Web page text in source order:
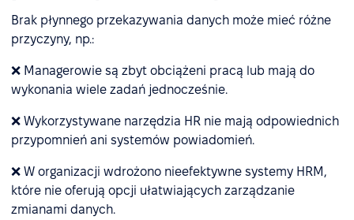
Brak płynnego przekazywania danych może mieć różne
przyczyny, np.:
❌ Managerowie są zbyt obciążeni pracą lub mają do
wykonania wiele zadań jednocześnie.
❌ Wykorzystywane narzędzia HR nie mają odpowiednich
przypomnień ani systemów powiadomień.
❌ W organizacji wdrożono nieefektywne systemy HRM,
które nie oferują opcji ułatwiających zarządzanie
zmianami danych.